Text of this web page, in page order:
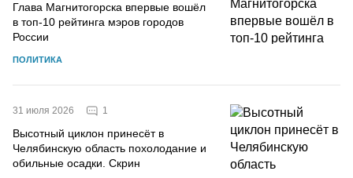
Глава Магнитогорска впервые вошёл
в топ-10 рейтинга мэров городов
России
ПОЛИТИКА
31 июля 2026 1
Высотный циклон принесёт в
Челябинскую область похолодание и
обильные осадки. Скрин